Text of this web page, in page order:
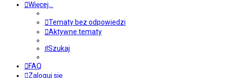
Więcej…
Tematy bez odpowiedzi
Aktywne tematy
Szukaj
FAQ
Zaloguj się